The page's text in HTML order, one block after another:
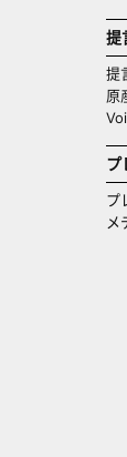
提
提
原
プ
プ
メ